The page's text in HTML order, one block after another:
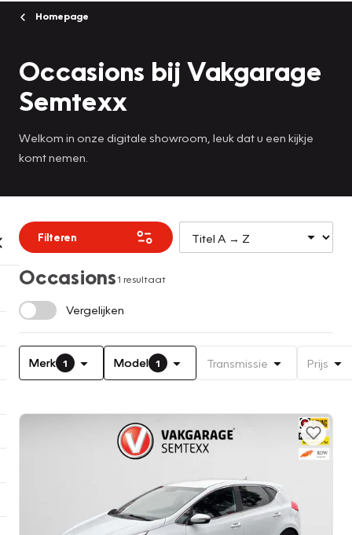
Homepage
Occasions bij Vakgarage
Semtexx
Welkom in onze digitale showroom, leuk dat u een kijkje
komt nemen.
Filteren
Occasions1 resultaat
Vergelijken
Merk 1 Model 1 Transmissie Prijs